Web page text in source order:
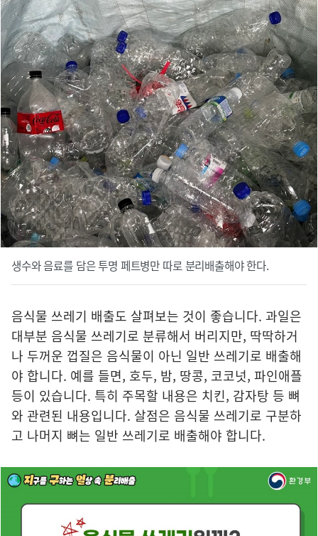
생수와 음료를 담은 투명 페트병만 따로 분리배출해야 한다.
음식물 쓰레기 배출도 살펴보는 것이 좋습니다. 과일은
대부분 음식물 쓰레기로 분류해서 버리지만, 딱딱하거
나 두꺼운 껍질은 음식물이 아닌 일반 쓰레기로 배출해
야 합니다. 예를 들면, 호두, 밤, 땅콩, 코코넛, 파인애플
등이 있습니다. 특히 주목할 내용은 치킨, 감자탕 등 뼈
와 관련된 내용입니다. 살점은 음식물 쓰레기로 구분하
고 나머지 뼈는 일반 쓰레기로 배출해야 합니다.